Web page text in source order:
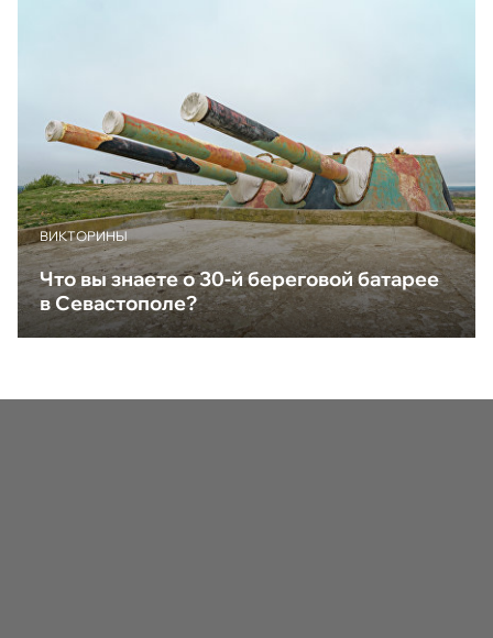
ВИКТОРИНЫ
Что вы знаете о 30-й береговой батарее
в Севастополе?